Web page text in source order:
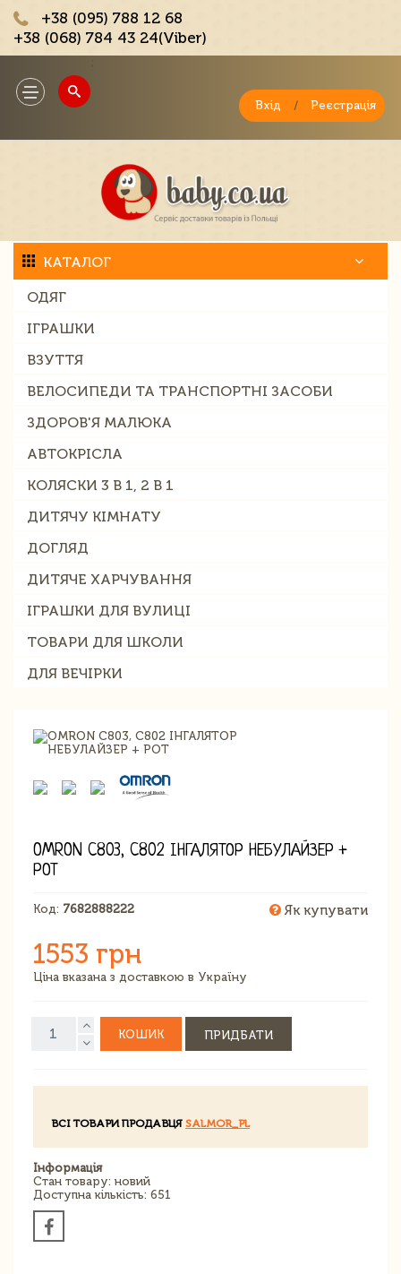
+38 (095) 788 12 68
+38 (068) 784 43 24(Viber)
Toggle
navigation
Вхід / Реєстрація
КАТАЛОГ
ОДЯГ
ІГРАШКИ
ВЗУТТЯ
ВЕЛОСИПЕДИ ТА ТРАНСПОРТНІ ЗАСОБИ
ЗДОРОВ'Я МАЛЮКА
АВТОКРІСЛА
КОЛЯСКИ 3 В 1, 2 В 1
ДИТЯЧУ КІМНАТУ
ДОГЛЯД
ДИТЯЧЕ ХАРЧУВАННЯ
ІГРАШКИ ДЛЯ ВУЛИЦІ
ТОВАРИ ДЛЯ ШКОЛИ
ДЛЯ ВЕЧІРКИ
OMRON C803, C802 ІНГАЛЯТОР НЕБУЛАЙЗЕР +
РОТ
Код: 7682888222 Як купувати
1553 грн
Ціна вказана з доставкою в Україну
КОШИК ПРИДБАТИ
ВСІ ТОВАРИ ПРОДАВЦЯ SALMOR_PL
Інформація
Стан товару: новий
Доступна кількість: 651